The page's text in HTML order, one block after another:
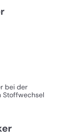
bei der
Stoffwechsel